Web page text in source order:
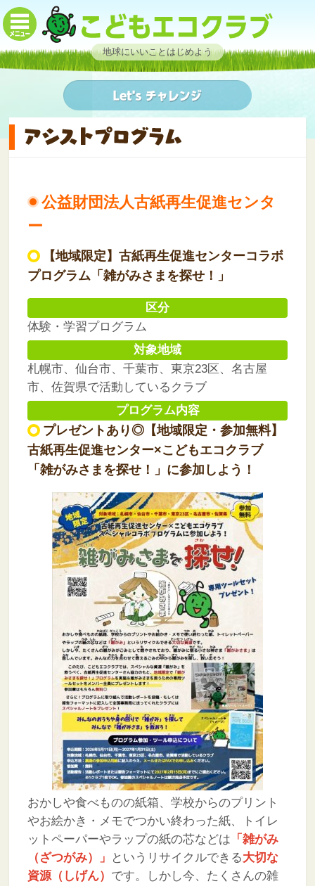
地球にいいことはじめよう
公益財団法人古紙再生促進センタ
ー
【地域限定】古紙再生促進センターコラボ
プログラム「雑がみさまを探せ！」
区分
体験・学習プログラム
対象地域
札幌市、仙台市、千葉市、東京23区、名古屋
市、佐賀県で活動しているクラブ
プログラム内容
プレゼントあり◎【地域限定・参加無料】
古紙再生促進センター×こどもエコクラブ
「雑がみさまを探せ！」に参加しよう！
おかしや食べものの紙箱、学校からのプリント
やお絵かき・メモでつかい終わった紙、トイレ
ットペーパーやラップの紙の芯などは 「雑がみ
（ざつがみ）」
というリサイクルできる大切な
資源（しげん） です。しかし今、たくさんの雑